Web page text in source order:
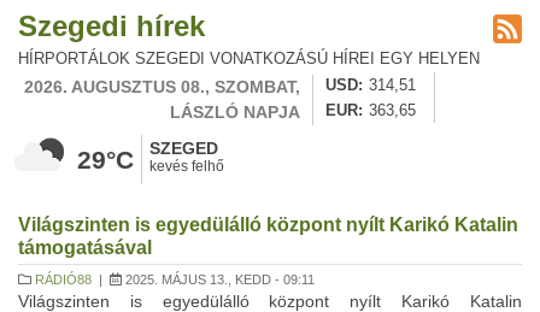
Szegedi hírek
HÍRPORTÁLOK SZEGEDI VONATKOZÁSÚ HÍREI EGY HELYEN
2026. AUGUSZTUS 08., SZOMBAT,
LÁSZLÓ NAPJA
USD
314,51
EUR
363,65
29°C SZEGED
kevés felhő
Világszinten is egyedülálló központ nyílt Karikó Katalin
támogatásával
RÁDIÓ88 | 2025. MÁJUS 13., KEDD - 09:11
Világszinten is egyedülálló központ nyílt Karikó Katalin